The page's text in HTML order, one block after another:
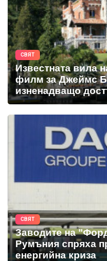
СВЯТ
Известната вила
филм за Джеймс
изненадващо
СВЯТ
Заводите на
Румъния спряха
енергийна криза